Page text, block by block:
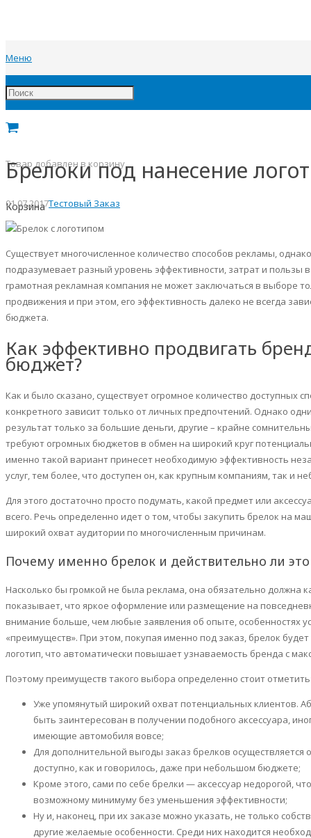
Меню
Товар добавлен в корзину
Корзина
Брелоки под нанесение
01.07.2017Тестовый Заказ
Существует многочисленное количество способов рекламы,
подразумевает разный уровень эффективности, затрат и пользы
грамотная рекламная компания не может заключаться в выборе
продвижения и при этом, его эффективность далеко не всегда
бюджета.
Как эффективно продвигать
бюджет?
Как и было сказано, существует огромное количество доступных
конкретного зависит только от личных предпочтений. Однако
результат только за большие деньги, другие – крайне
требуют огромных бюджетов в обмен на широкий круг
именно такой вариант принесет необходимую эффективность
услуг, тем более, что доступен он, как крупным компаниям, так и
Для этого достаточно просто подумать, какой предмет или
всего. Речь определенно идет о том, чтобы закупить брелок на
широкий охват аудитории по многочисленным причинам.
Почему именно брелок и действительно ли
Насколько бы громкой не была реклама, она обязательно должна
показывает, что яркое оформление или размещение на
внимание больше, чем любые заявления об опыте, особенностях
«преимуществ». При этом, покупая именно под заказ, брелок
логотип, что автоматически повышает узнаваемость бренда с
Поэтому преимуществ такого выбора определенно стоит
Уже упомянутый широкий охват потенциальных клиентов.
быть заинтересован в получении подобного аксессуара,
имеющие автомобиля вовсе;
Для дополнительной выгоды заказ брелков осуществляется
доступно, как и говорилось, даже при небольшом бюджете;
Кроме этого, сами по себе брелки — аксессуар недорогой,
возможному минимуму без уменьшения эффективности;
Ну и, наконец, при их заказе можно указать, не только
другие желаемые особенности. Среди них находится